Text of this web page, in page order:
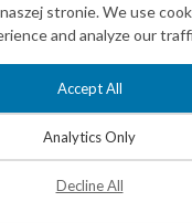
stronie. We use
and analyze our
Accept All
Analytics Only
Decline All